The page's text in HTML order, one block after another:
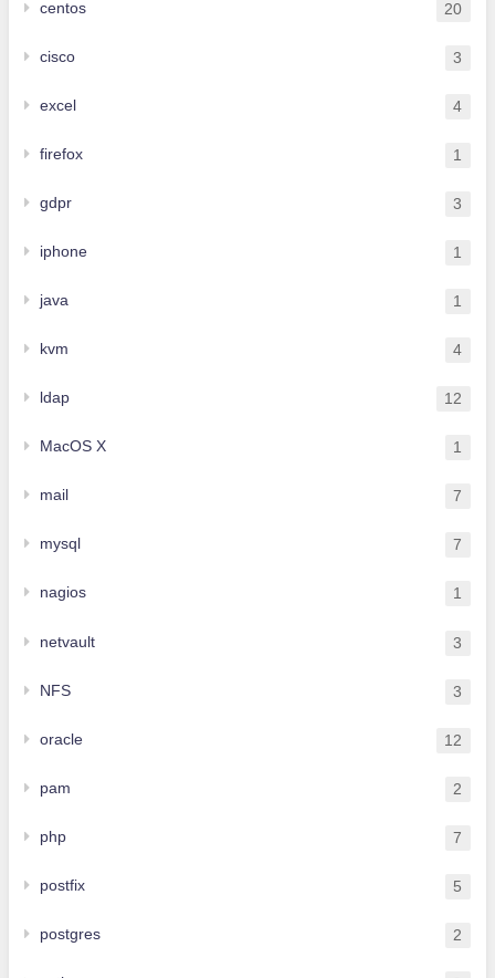
centos 20
cisco 3
excel 4
firefox 1
gdpr 3
iphone 1
java 1
kvm 4
ldap 12
MacOS X 1
mail 7
mysql 7
nagios 1
netvault 3
NFS 3
oracle 12
pam 2
php 7
postfix 5
postgres 2